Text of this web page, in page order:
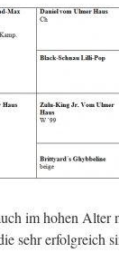
im hohen Alter
sehr erfolgreich